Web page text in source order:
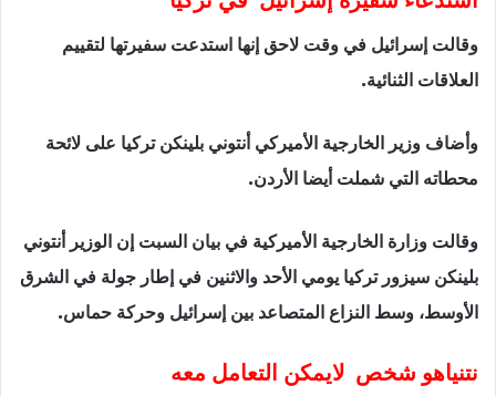
وقالت إسرائيل في وقت لاحق إنها استدعت سفيرتها لتقييم
العلاقات الثنائية.
وأضاف وزير الخارجية الأميركي أنتوني بلينكن تركيا على لائحة
محطاته التي شملت أيضا الأردن.
وقالت وزارة الخارجية الأميركية في بيان السبت إن الوزير أنتوني
بلينكن سيزور تركيا يومي الأحد والاثنين في إطار جولة في الشرق
الأوسط، وسط النزاع المتصاعد بين إسرائيل وحركة حماس.
نتنياهو شخص لايمكن التعامل معه